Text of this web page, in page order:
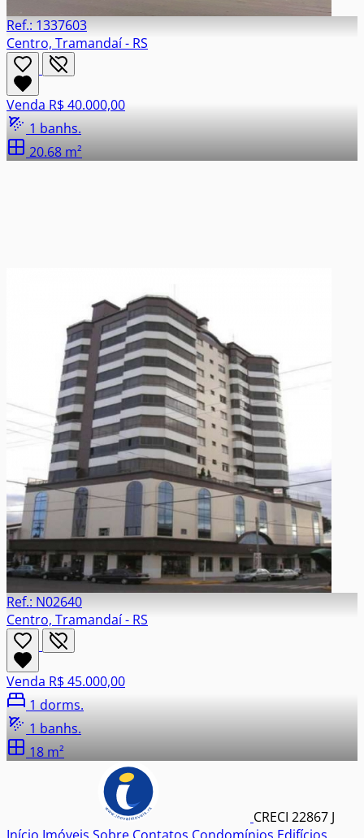
Ref.: 1337603
Centro, Tramandaí - RS
Venda R$ 40.000,00
1 banhs.
20.68 m²
Ref.: N02640
Centro, Tramandaí - RS
Venda R$ 45.000,00
1 dorms.
1 banhs.
18 m²
CRECI 22867 J